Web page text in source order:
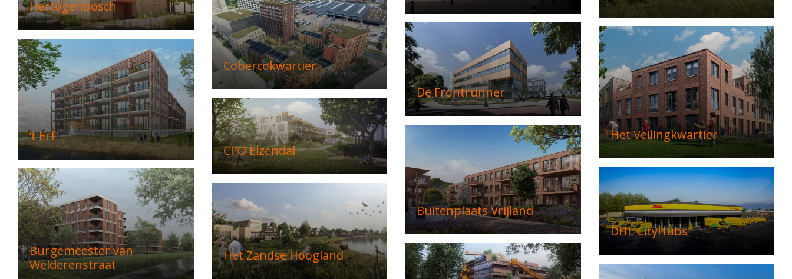
Hertogenbosch
Cobercokwartier
De Frontrunner
Het Veilingkwartier
’t Erf
CPO Elzendal
Buitenplaats Vrijland
DHL CityHubs
Burgemeester van
Welderenstraat
Het Zandse Hoogland